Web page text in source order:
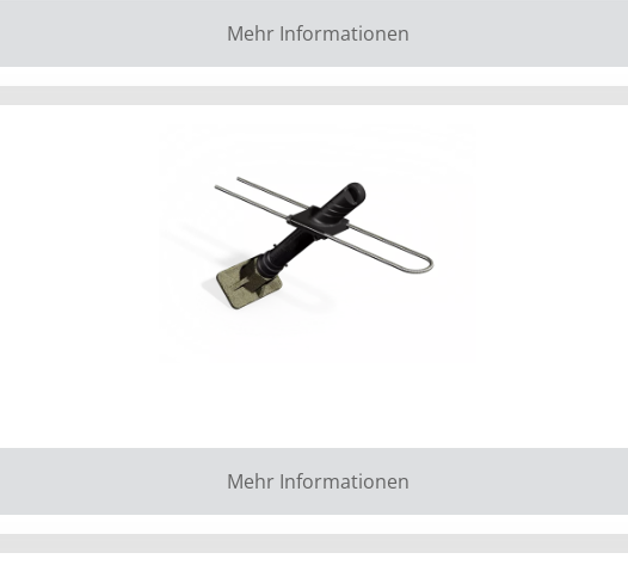
Mehr Informationen
Mehr Informationen